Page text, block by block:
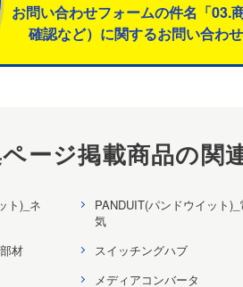
お問い合わせフォームの件名「03.
確認など）に関するお問い合わ
ージ掲載商品の関
ト)_ネ
PANDUIT(パンドウイット)_
気
材
スイッチングハブ
メディアコンバータ